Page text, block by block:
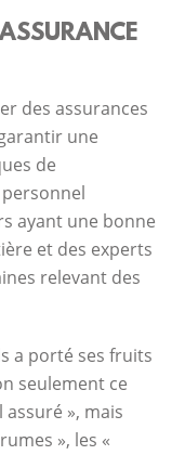
des assurances
une
de
ayant une bonne
et des experts
relevant des
a porté ses fruits
seulement ce
», mais
», les «